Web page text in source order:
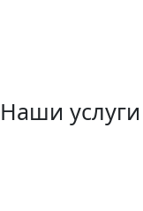
Наши услуги